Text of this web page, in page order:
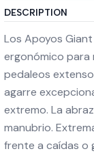
DESCRIPTION
Los Apoyos
ergonómico para
pedaleos
agarre
extremo. La
manubrio.
frente a caídas o